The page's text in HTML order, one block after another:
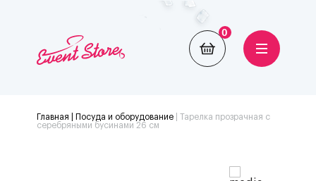
0
Главная | Посуда и оборудование| Тарелка прозрачная с
серебряными бусинами 26 см